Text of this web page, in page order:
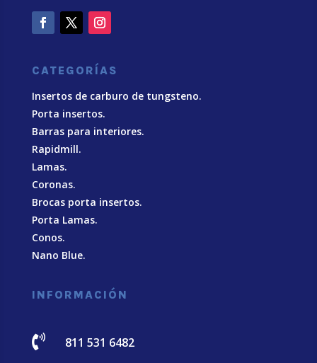
CATEGORÍAS
Insertos de carburo de tungsteno.
Porta insertos.
Barras para interiores.
Rapidmill.
Lamas.
Coronas.
Brocas porta insertos.
Porta Lamas.
Conos.
Nano Blue.
INFORMACIÓN
 811 531 6482